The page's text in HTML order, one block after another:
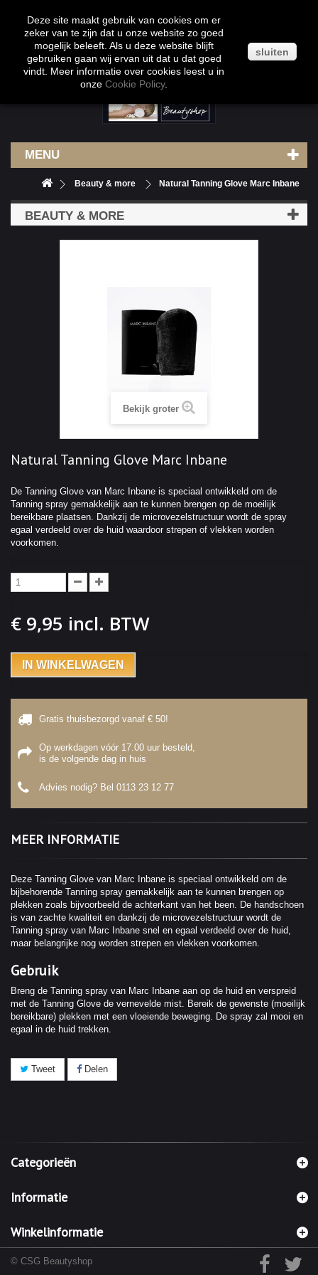
MENU
Beauty & more Natural Tanning Glove Marc Inbane
BEAUTY & MORE
Bekijk groter
Natural Tanning Glove Marc Inbane
De Tanning Glove van Marc Inbane is speciaal ontwikkeld om de
Tanning spray gemakkelijk aan te kunnen brengen op de moeilijk
bereikbare plaatsen. Dankzij de microvezelstructuur wordt de spray
egaal verdeeld over de huid waardoor strepen of vlekken worden
voorkomen.
€ 9,95 incl. BTW
IN WINKELWAGEN
Gratis thuisbezorgd vanaf € 50!
Op werkdagen vóór 17.00 uur besteld,
is de volgende dag in huis
Advies nodig? Bel 0113 23 12 77
MEER INFORMATIE
Deze Tanning Glove van Marc Inbane is speciaal ontwikkeld om de
bijbehorende Tanning spray gemakkelijk aan te kunnen brengen op
plekken zoals bijvoorbeeld de achterkant van het been. De handschoen
is van zachte kwaliteit en dankzij de microvezelstructuur wordt de
Tanning spray van Marc Inbane snel en egaal verdeeld over de huid,
maar belangrijke nog worden strepen en vlekken voorkomen.
Gebruik
Breng de Tanning spray van Marc Inbane aan op de huid en verspreid
met de Tanning Glove de vernevelde mist. Bereik de gewenste (moeilijk
bereikbare) plekken met een vloeiende beweging. De spray zal mooi en
egaal in de huid trekken.
Tweet Delen
Categorieën
Informatie
Winkelinformatie
© CSG Beautyshop
Deze site maakt gebruik van cookies om er
zeker van te zijn dat u onze website zo goed
mogelijk beleeft. Als u deze website blijft
gebruiken gaan wij ervan uit dat u dat goed
vindt. Meer informatie over cookies leest u in
onze Cookie Policy.
sluiten